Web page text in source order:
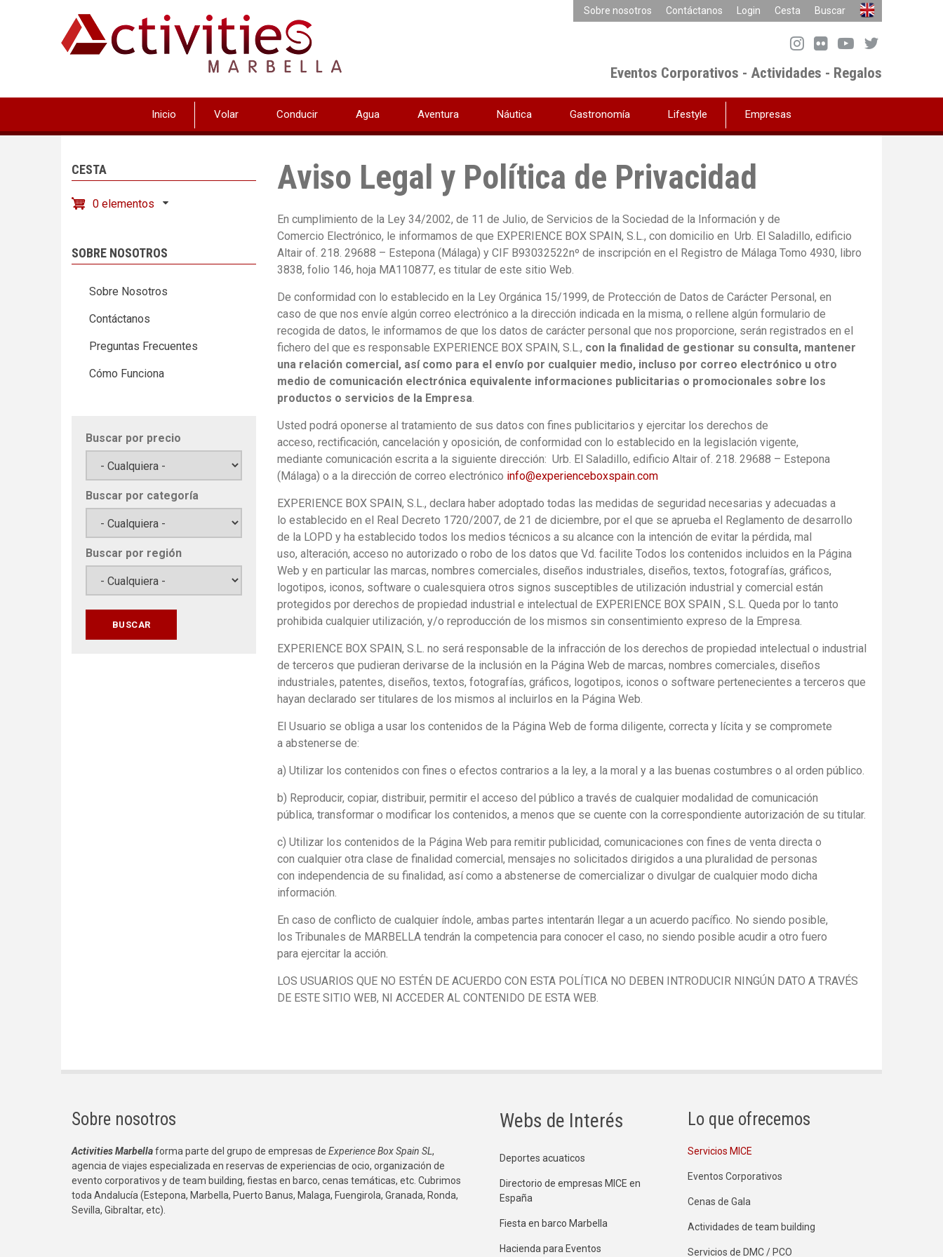
Sobre nosotros Contáctanos Login Cesta Buscar
Eventos Corporativos - Actividades - Regalos
Inicio Volar Conducir Agua Aventura Náutica Gastronomía Lifestyle Empresas
CESTA
0 elementos
SOBRE NOSOTROS
Sobre Nosotros
Contáctanos
Preguntas Frecuentes
Cómo Funciona
Buscar por precio
Buscar por categoría
Buscar por región
Aviso Legal y Política de Privacidad
En cumplimiento de la Ley 34/2002, de 11 de Julio, de Servicios de la Sociedad de la Información y de
Comercio Electrónico, le informamos de que EXPERIENCE BOX SPAIN, S.L., con domicilio en Urb. El Saladillo, edificio
Altair of. 218. 29688 – Estepona (Málaga) y CIF B93032522nº de inscripción en el Registro de Málaga Tomo 4930, libro
3838, folio 146, hoja MA110877, es titular de este sitio Web.
De conformidad con lo establecido en la Ley Orgánica 15/1999, de Protección de Datos de Carácter Personal, en
caso de que nos envíe algún correo electrónico a la dirección indicada en la misma, o rellene algún formulario de
recogida de datos, le informamos de que los datos de carácter personal que nos proporcione, serán registrados en el
fichero del que es responsable EXPERIENCE BOX SPAIN, S.L., con la finalidad de gestionar su consulta, mantener
una relación comercial, así como para el envío por cualquier medio, incluso por correo electrónico u otro
medio de comunicación electrónica equivalente informaciones publicitarias o promocionales sobre los
productos o servicios de la Empresa.
Usted podrá oponerse al tratamiento de sus datos con fines publicitarios y ejercitar los derechos de
acceso, rectificación, cancelación y oposición, de conformidad con lo establecido en la legislación vigente,
mediante comunicación escrita a la siguiente dirección: Urb. El Saladillo, edificio Altair of. 218. 29688 – Estepona
(Málaga) o a la dirección de correo electrónico info@experienceboxspain.com
EXPERIENCE BOX SPAIN, S.L., declara haber adoptado todas las medidas de seguridad necesarias y adecuadas a
lo establecido en el Real Decreto 1720/2007, de 21 de diciembre, por el que se aprueba el Reglamento de desarrollo
de la LOPD y ha establecido todos los medios técnicos a su alcance con la intención de evitar la pérdida, mal
uso, alteración, acceso no autorizado o robo de los datos que Vd. facilite Todos los contenidos incluidos en la Página
Web y en particular las marcas, nombres comerciales, diseños industriales, diseños, textos, fotografías, gráficos,
logotipos, iconos, software o cualesquiera otros signos susceptibles de utilización industrial y comercial están
protegidos por derechos de propiedad industrial e intelectual de EXPERIENCE BOX SPAIN , S.L. Queda por lo tanto
prohibida cualquier utilización, y/o reproducción de los mismos sin consentimiento expreso de la Empresa.
EXPERIENCE BOX SPAIN, S.L. no será responsable de la infracción de los derechos de propiedad intelectual o industrial
de terceros que pudieran derivarse de la inclusión en la Página Web de marcas, nombres comerciales, diseños
industriales, patentes, diseños, textos, fotografías, gráficos, logotipos, iconos o software pertenecientes a terceros que
hayan declarado ser titulares de los mismos al incluirlos en la Página Web.
El Usuario se obliga a usar los contenidos de la Página Web de forma diligente, correcta y lícita y se compromete
a abstenerse de:
a) Utilizar los contenidos con fines o efectos contrarios a la ley, a la moral y a las buenas costumbres o al orden público.
b) Reproducir, copiar, distribuir, permitir el acceso del público a través de cualquier modalidad de comunicación
pública, transformar o modificar los contenidos, a menos que se cuente con la correspondiente autorización de su titular.
c) Utilizar los contenidos de la Página Web para remitir publicidad, comunicaciones con fines de venta directa o
con cualquier otra clase de finalidad comercial, mensajes no solicitados dirigidos a una pluralidad de personas
con independencia de su finalidad, así como a abstenerse de comercializar o divulgar de cualquier modo dicha
información.
En caso de conflicto de cualquier índole, ambas partes intentarán llegar a un acuerdo pacífico. No siendo posible,
los Tribunales de MARBELLA tendrán la competencia para conocer el caso, no siendo posible acudir a otro fuero
para ejercitar la acción.
LOS USUARIOS QUE NO ESTÉN DE ACUERDO CON ESTA POLÍTICA NO DEBEN INTRODUCIR NINGÚN DATO A TRAVÉS
DE ESTE SITIO WEB, NI ACCEDER AL CONTENIDO DE ESTA WEB.
Sobre nosotros
Activities Marbellaforma parte del grupo de empresas de Experience Box Spain SL,
agencia de viajes especializada en reservas de experiencias de ocio, organización de
evento corporativos y de team building, fiestas en barco, cenas temáticas, etc. Cubrimos
toda Andalucía (Estepona, Marbella, Puerto Banus, Malaga, Fuengirola, Granada, Ronda,
Sevilla, Gibraltar, etc).
Webs de Interés
Deportes acuaticos
Directorio de empresas MICE en
España
Fiesta en barco Marbella
Hacienda para Eventos
Lo que ofrecemos
Servicios MICE
Eventos Corporativos
Cenas de Gala
Actividades de team building
Servicios de DMC / PCO